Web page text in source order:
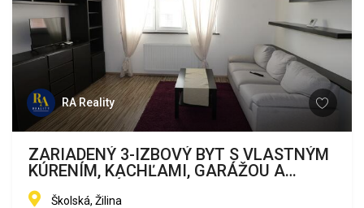
RA Reality
ZARIADENÝ 3-IZBOVÝ BYT S VLASTNÝM
KÚRENÍM, KACHĽAMI, GARÁŽOU A
LOGGIOU ZÁVODIE
Školská, Žilina